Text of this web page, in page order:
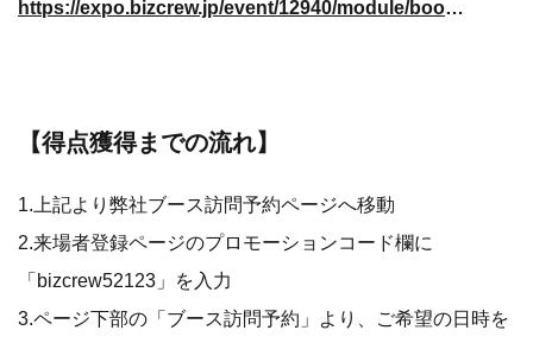
【得点獲得までの流れ】
1.上記より弊社ブース訪問予約ページへ移動
2.来場者登録ページのプロモーションコード欄に
「bizcrew52123」を入力
3.ページ下部の「ブース訪問予約」より、ご希望の日時を